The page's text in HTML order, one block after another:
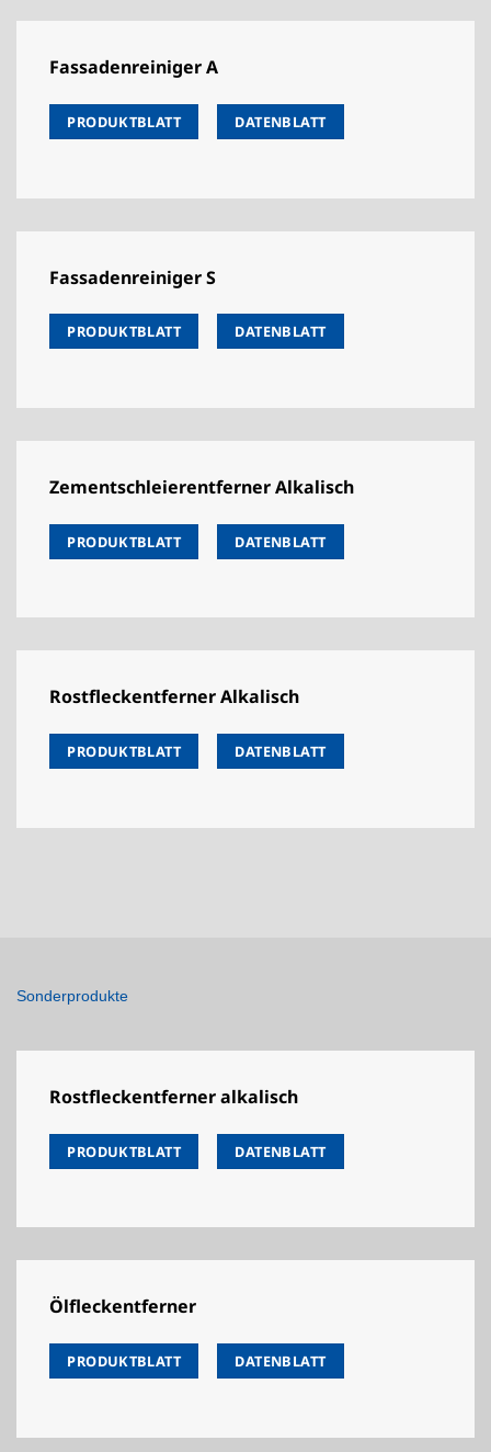
Fassadenreiniger A
PRODUKTBLATT DATENBLATT
Fassadenreiniger S
PRODUKTBLATT DATENBLATT
Zementschleierentferner Alkalisch
PRODUKTBLATT DATENBLATT
Rostfleckentferner Alkalisch
PRODUKTBLATT DATENBLATT
Sonderprodukte
Rostfleckentferner alkalisch
PRODUKTBLATT DATENBLATT
Ölfleckentferner
PRODUKTBLATT DATENBLATT